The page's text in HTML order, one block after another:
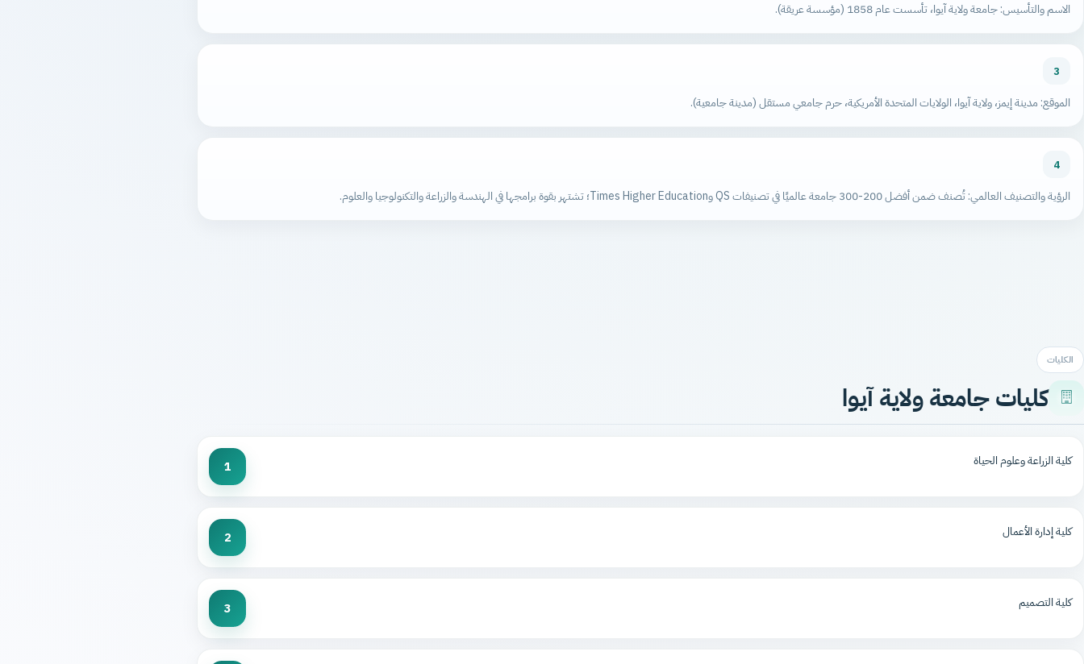
الاسم والتأسيس: جامعة ولاية آيوا، تأسست عام 1858 (مؤسسة عريقة).
3
الموقع: مدينة إيمز، ولاية آيوا، الولايات المتحدة الأمريكية، حرم جامعي مستقل (مدينة جامعية).
4
الرؤية والتصنيف العالمي: تُصنف ضمن أفضل 200-300 جامعة عالميًا في تصنيفات QS وTimes Higher Education؛ تشتهر بقوة برامجها في الهندسة والزراعة والتكنولوجيا والعلوم.
الكليات
كليات جامعة ولاية آيوا
كلية الزراعة وعلوم الحياة 1
كلية إدارة الأعمال 2
كلية التصميم 3